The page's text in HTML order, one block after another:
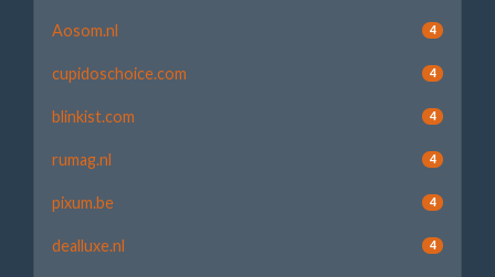
Aosom.nl 4
cupidoschoice.com 4
blinkist.com 4
rumag.nl 4
pixum.be 4
dealluxe.nl 4